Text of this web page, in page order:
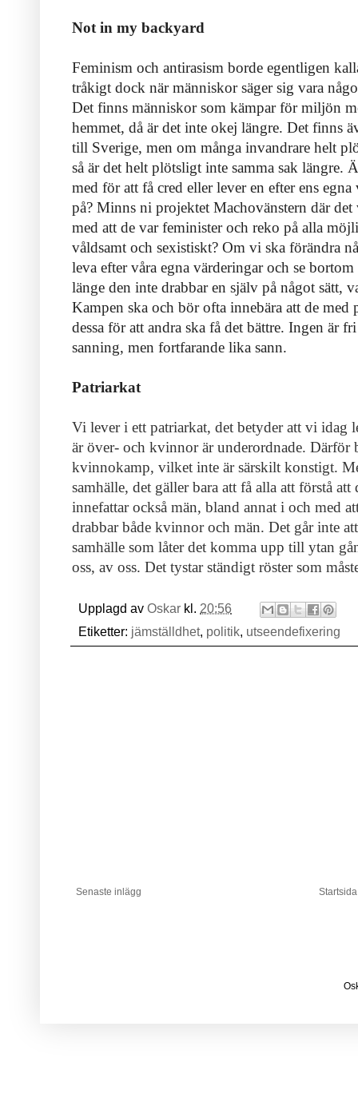
Not in my backyard
Feminism och antirasism borde egentligen
tråkigt dock när människor säger sig vara
Det finns människor som kämpar för miljön
hemmet, då är det inte okej längre. Det finns
till Sverige, men om många invandrare helt
så är det helt plötsligt inte samma sak längre.
med för att få cred eller lever en efter ens
på? Minns ni projektet Machovänstern där
med att de var feminister och reko på alla
våldsamt och sexistiskt? Om vi ska förändra
leva efter våra egna värderingar och se
länge den inte drabbar en själv på något sätt,
Kampen ska och bör ofta innebära att de med
dessa för att andra ska få det bättre. Ingen är
sanning, men fortfarande lika sann.
Patriarkat
Vi lever i ett patriarkat, det betyder att vi idag
är över- och kvinnor är underordnade. Därför
kvinnokamp, vilket inte är särskilt konstigt.
samhälle, det gäller bara att få alla att förstå
innefattar också män, bland annat i och med
drabbar både kvinnor och män. Det går inte
samhälle som låter det komma upp till ytan
oss, av oss. Det tystar ständigt röster som
Upplagd av Oskar kl. 20:56
Etiketter: jämställdhet, politik, utseendefixering
Senaste inlägg Startsida